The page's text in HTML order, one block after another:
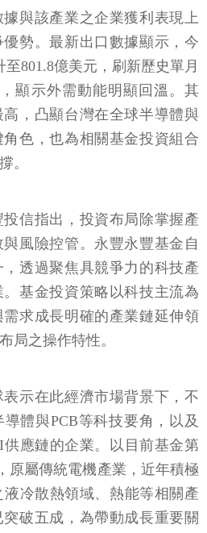
與該產業之企業獲利表現上
勢。最新出口數據顯示，今
801.8億美元，刷新歷史單月
顯示外需動能明顯回溫。其
，凸顯台灣在全球半導體與
色，也為相關基金投資組合
。
信指出，投資布局除掌握產
風險控管。永豐永豐基金自
透過聚焦具競爭力的科技產
基金投資策略以科技主流為
求成長明確的產業鏈延伸領
局之操作特性。
示在此經濟市場背景下，不
體與PCB等科技要角，以及
應鏈的企業。以目前基金第
原屬傳統電機產業，近年積極
冷散熱領域、熱能等相關產
破五成，為帶動成長重要關